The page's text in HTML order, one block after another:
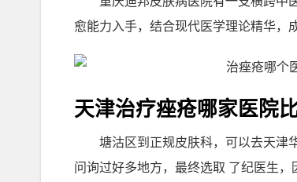
愈能力入手，结合现代医学理论精华，
天津治疗痤疮哪家医院
塘沽区到正规皮肤科，可以去天津
问询过好多地方，最终选取 了纪医生，